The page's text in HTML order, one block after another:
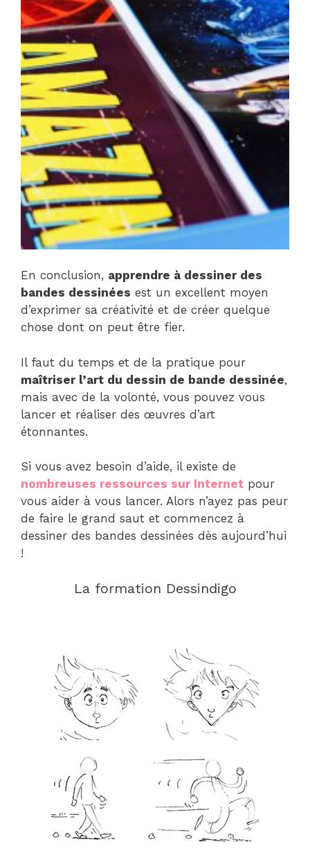
En conclusion, apprendre à dessiner des
bandes dessinées est un excellent moyen
d’exprimer sa créativité et de créer quelque
chose dont on peut être fier.
Il faut du temps et de la pratique pour
maîtriser l’art du dessin de bande dessinée,
mais avec de la volonté, vous pouvez vous
lancer et réaliser des œuvres d’art
étonnantes.
Si vous avez besoin d’aide, il existe de
nombreuses ressources sur Internet pour
vous aider à vous lancer. Alors n’ayez pas peur
de faire le grand saut et commencez à
dessiner des bandes dessinées dès aujourd’hui
!
La formation Dessindigo